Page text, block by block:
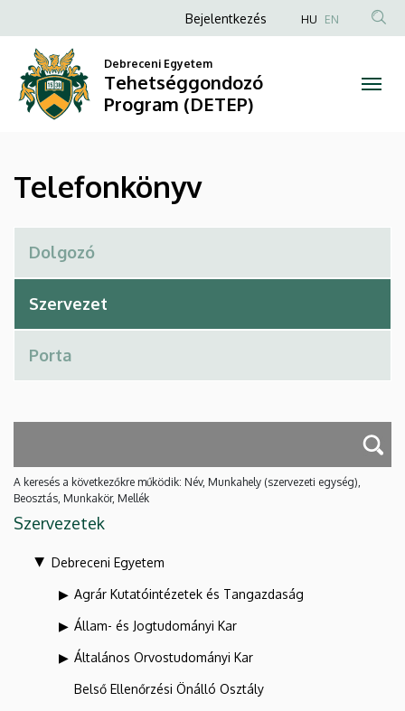
Telefonkönyv
Tehetséggondozó
Program
(DETEP)
a
tartalomra
Anonim
fiók
menüje
Bejelentkezés HU EN
Debreceni Egyetem
Tehetséggondozó
Program (DETEP)
Telefonkönyv
A keresés a következőkre működik: Név, Munkahely (szervezeti egység),
Beosztás, Munkakör, Mellék
Szervezetek
Debreceni Egyetem
Agrár Kutatóintézetek és Tangazdaság
Állam- és Jogtudományi Kar
Általános Orvostudományi Kar
Belső Ellenőrzési Önálló Osztály